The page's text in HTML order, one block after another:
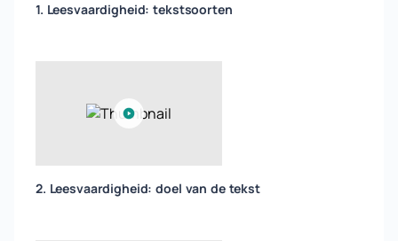
1. Leesvaardigheid: tekstsoorten
2. Leesvaardigheid: doel van de tekst